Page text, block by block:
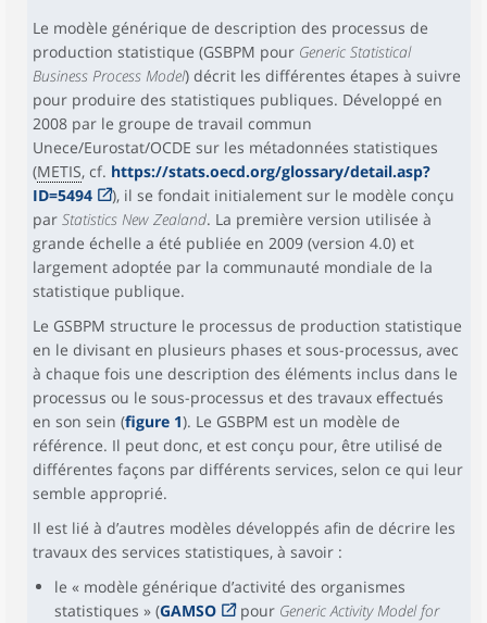
Le modèle générique de description des processus de
production statistique (GSBPM pour Generic Statistical
Business Process Model) décrit les différentes étapes à suivre
pour produire des statistiques publiques. Développé en
2008 par le groupe de travail commun
Unece/Eurostat/OCDE sur les métadonnées statistiques
(METIS, cf. https://stats.oecd.org/glossary/detail.asp?
ID=5494
), il se fondait initialement sur le modèle conçu
par Statistics New Zealand. La première version utilisée à
grande échelle a été publiée en 2009 (version 4.0) et
largement adoptée par la communauté mondiale de la
statistique publique.
Le GSBPM structure le processus de production statistique
en le divisant en plusieurs phases et sous-processus, avec
à chaque fois une description des éléments inclus dans le
processus ou le sous-processus et des travaux effectués
en son sein (figure 1). Le GSBPM est un modèle de
référence. Il peut donc, et est conçu pour, être utilisé de
différentes façons par différents services, selon ce qui leur
semble approprié.
Il est lié à d’autres modèles développés afin de décrire les
travaux des services statistiques, à savoir :
le « modèle générique d’activité des organismes
statistiques » (GAMSO pour Generic Activity Model for